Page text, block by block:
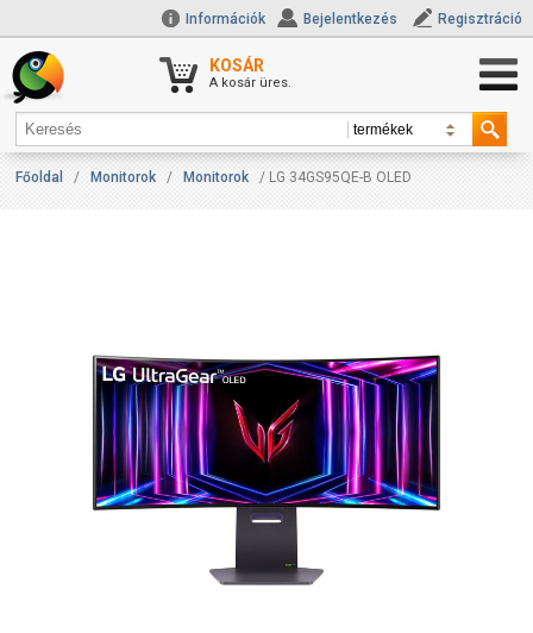
Információk Bejelentkezés Regisztráció
KOSÁR
A kosár üres.
Főoldal / Monitorok / Monitorok / LG 34GS95QE-B OLED